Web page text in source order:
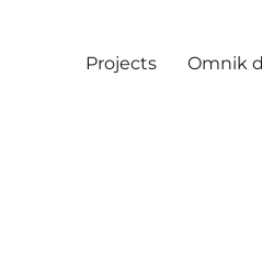
Projects Omnik